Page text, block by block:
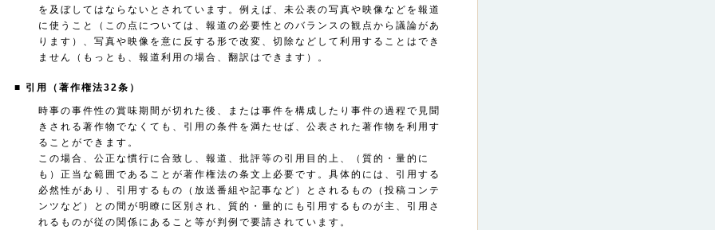
を及ぼしてはならないとされています。例えば、未公表の写真や映像などを報道
に使うこと（この点については、報道の必要性とのバランスの観点から議論があ
ります）、写真や映像を意に反する形で改変、切除などして利用することはでき
ません（もっとも、報道利用の場合、翻訳はできます）。
■ 引用（著作権法32条）
時事の事件性の賞味期間が切れた後、または事件を構成したり事件の過程で見聞
きされる著作物でなくても、引用の条件を満たせば、公表された著作物を利用す
ることができます。
この場合、公正な慣行に合致し、報道、批評等の引用目的上、（質的・量的に
も）正当な範囲であることが著作権法の条文上必要です。具体的には、引用する
必然性があり、引用するもの（放送番組や記事など）とされるもの（投稿コンテ
ンツなど）との間が明瞭に区別され、質的・量的にも引用するものが主、引用さ
れるものが従の関係にあること等が判例で要請されています。